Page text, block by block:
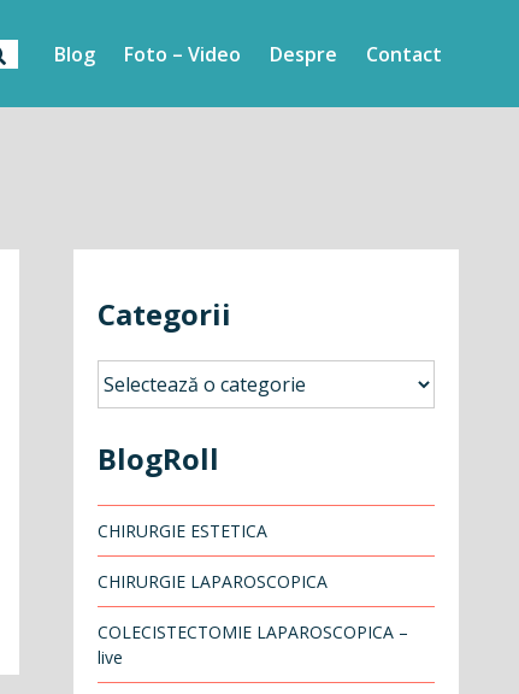
Blog Foto – Video Despre Contact
Categorii
Categorii
BlogRoll
CHIRURGIE ESTETICA
CHIRURGIE LAPAROSCOPICA
COLECISTECTOMIE LAPAROSCOPICA –
live